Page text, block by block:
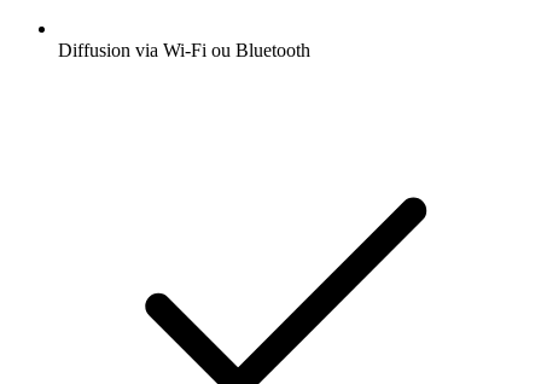
Diffusion via Wi-Fi ou Bluetooth